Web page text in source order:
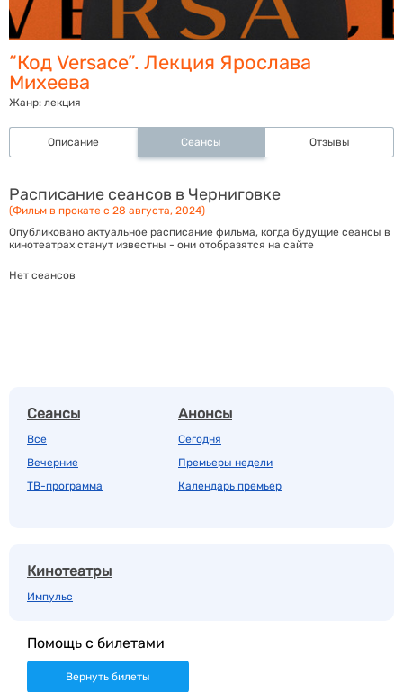
“Код Versace”. Лекция Ярослава
Михеева
Жанр: лекция
Описание Сеансы Отзывы
Расписание сеансов в Черниговке
(Фильм в прокате с 28 августа, 2024)
Опубликовано актуальное расписание фильма, когда будущие сеансы в
кинотеатрах станут известны - они отобразятся на сайте
Нет сеансов
Сеансы
Все
Вечерние
ТВ-программа
Анонсы
Сегодня
Премьеры недели
Календарь премьер
Кинотеатры
Импульс
Помощь с билетами
Вернуть билеты